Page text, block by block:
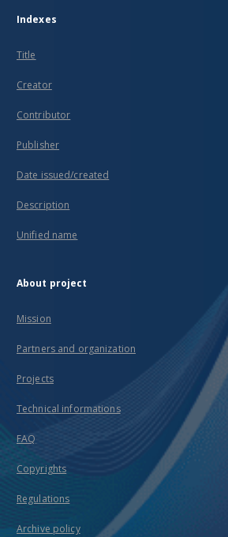
Indexes
Title
Creator
Contributor
Publisher
Date issued/created
Description
Unified name
About project
Mission
Partners and organization
Projects
Technical informations
FAQ
Copyrights
Regulations
Archive policy